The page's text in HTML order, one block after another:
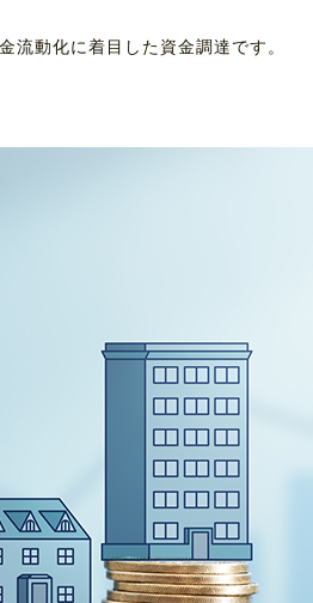
流動化に着目した資金調達です。